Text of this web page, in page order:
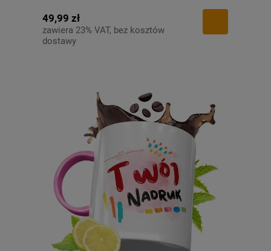
49,99 zł
zawiera 23% VAT, bez kosztów
dostawy